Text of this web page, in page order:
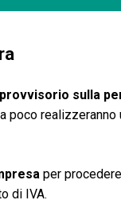
sulla
poco
per
di IVA.